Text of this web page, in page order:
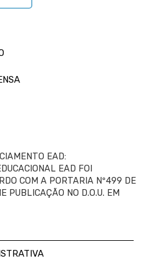
EAD:
EAD FOI
COM A PORTARIA Nº499 DE
PUBLICAÇÃO NO D.O.U. EM